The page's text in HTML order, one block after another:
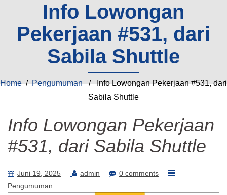
Info Lowongan
Pekerjaan #531, dari
Sabila Shuttle
Home/Pengumuman/ Info Lowongan Pekerjaan #531, dari
Sabila Shuttle
Info Lowongan Pekerjaan
#531, dari Sabila Shuttle
Juni 19, 2025 admin
0 comments
Pengumuman